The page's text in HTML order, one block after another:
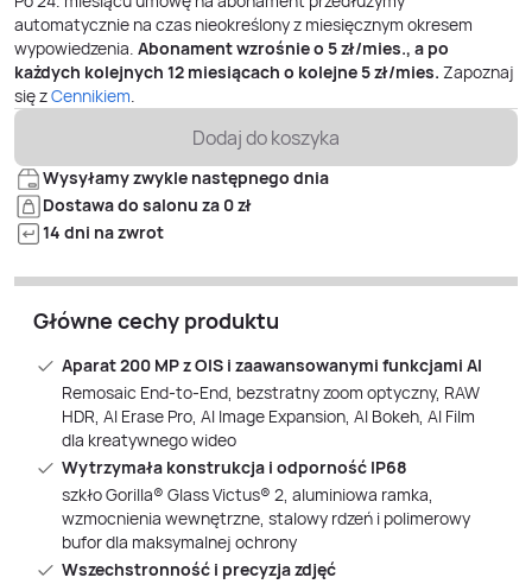
automatycznie na czas nieokreślony z miesięcznym okresem
wypowiedzenia. Abonament wzrośnie o 5zł/mies., a po
każdych kolejnych 12 miesiącach o kolejne5zł/mies. Zapoznaj
się zCennikiem.
Dodaj do koszyka
Wysyłamy zwykle następnego dnia
Dostawa do salonu za 0 zł
14 dni na zwrot
Główne cechy produktu
Aparat 200 MP z OIS i zaawansowanymi funkcjami AI
Remosaic End-to-End, bezstratny zoom optyczny, RAW
HDR, AI Erase Pro, AI Image Expansion, AI Bokeh, AI Film
dla kreatywnego wideo
Wytrzymała konstrukcja i odporność IP68
szkło Gorilla® Glass Victus® 2, aluminiowa ramka,
wzmocnienia wewnętrzne, stalowy rdzeń i polimerowy
bufor dla maksymalnej ochrony
Wszechstronność i precyzja zdjęć